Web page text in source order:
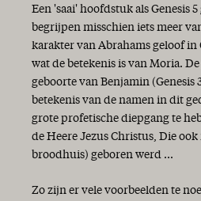
‘Verkondig het Woord’
Wandelen in de liefde
Alle geestelijke zegen
Feest van de lichtjes
Goede voornemens
Niets is zeker!?
Blij met de Bijbel!
Een 'saai' hoofdstuk als Genesis
begrijpen misschien iets meer
karakter van Abrahams geloof in
wat de betekenis is van Moria.
geboorte van Benjamin (Genesis
betekenis van de namen in dit
grote profetische diepgang te
de Heere Jezus Christus, Die
broodhuis) geboren werd ...
Zo zijn er vele voorbeelden te